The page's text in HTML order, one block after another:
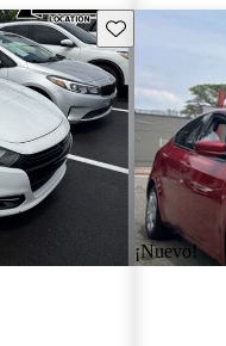
Guarda este Aviso
¡Nuevo!